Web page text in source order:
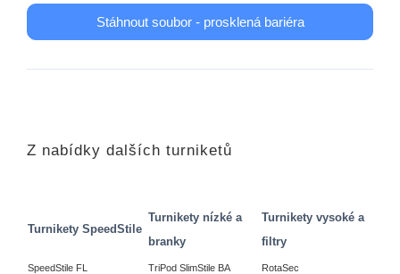
Stáhnout soubor - prosklená bariéra
Z nabídky dalších turniketů
Turnikety SpeedStile
Turnikety nízké a
branky
Turnikety vysoké a
filtry
SpeedStile FL TriPod SlimStile BA RotaSec